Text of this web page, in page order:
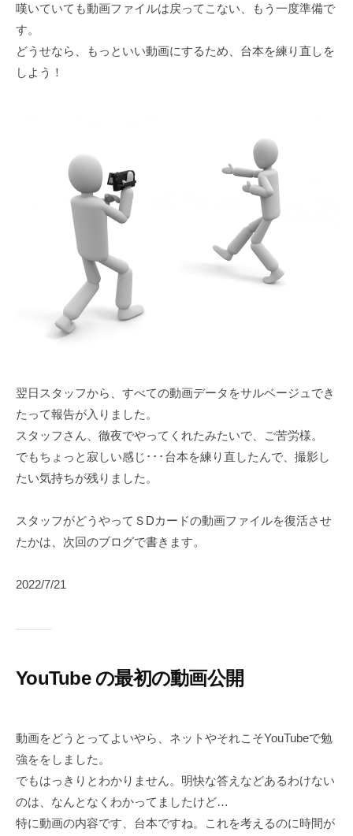
嘆いていても動画ファイルは戻ってこない、もう一度準備で
す。
どうせなら、もっといい動画にするため、台本を練り直しを
しよう！
翌日スタッフから、すべての動画データをサルベージュでき
たって報告が入りました。
スタッフさん、徹夜でやってくれたみたいで、ご苦労様。
でもちょっと寂しい感じ･･･台本を練り直したんで、撮影し
たい気持ちが残りました。
スタッフがどうやってＳDカードの動画ファイルを復活させ
たかは、次回のブログで書きます。
2022/7/21
YouTube の最初の動画公開
動画をどうとってよいやら、ネットやそれこそYouTubeで勉
強ををしました。
でもはっきりとわかりません。明快な答えなどあるわけない
のは、なんとなくわかってましたけど…
特に動画の内容です、台本ですね。これを考えるのに時間が